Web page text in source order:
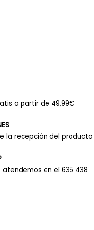
a partir de 49,99€
la recepción del producto
en el 635 438